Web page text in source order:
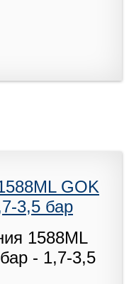
GOK
3,5 бар